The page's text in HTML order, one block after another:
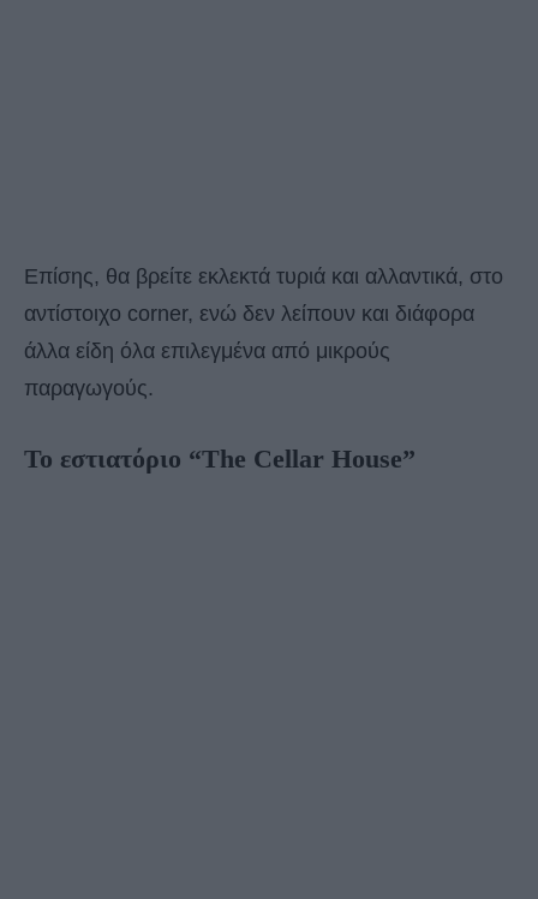
Επίσης, θα βρείτε εκλεκτά τυριά και αλλαντικά, στο
αντίστοιχο corner, ενώ δεν λείπουν και διάφορα
άλλα είδη όλα επιλεγμένα από μικρούς
παραγωγούς.
Το εστιατόριο “The Cellar House”